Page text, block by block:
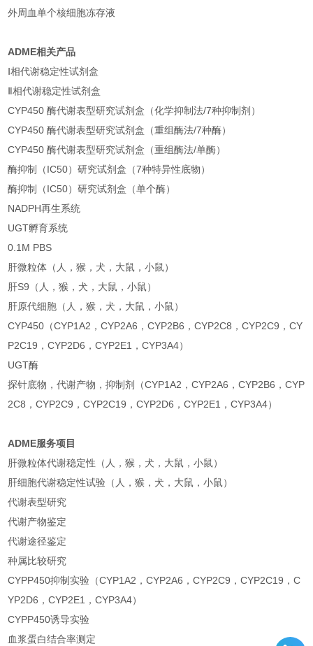
外周血单个核细胞冻存液
ADME相关产品
Ⅰ相代谢稳定性试剂盒
Ⅱ相代谢稳定性试剂盒
CYP450 酶代谢表型研究试剂盒（化学抑制法/7种抑制剂）
CYP450 酶代谢表型研究试剂盒（重组酶法/7种酶）
CYP450 酶代谢表型研究试剂盒（重组酶法/单酶）
酶抑制（IC50）研究试剂盒（7种特异性底物）
酶抑制（IC50）研究试剂盒（单个酶）
NADPH再生系统
UGT孵育系统
0.1M PBS
肝微粒体（人，猴，犬，大鼠，小鼠）
肝S9（人，猴，犬，大鼠，小鼠）
肝原代细胞（人，猴，犬，大鼠，小鼠）
CYP450（CYP1A2，CYP2A6，CYP2B6，CYP2C8，CYP2C9，CY
P2C19，CYP2D6，CYP2E1，CYP3A4）
UGT酶
探针底物，代谢产物，抑制剂（CYP1A2，CYP2A6，CYP2B6，CYP
2C8，CYP2C9，CYP2C19，CYP2D6，CYP2E1，CYP3A4）
ADME服务项目
肝微粒体代谢稳定性（人，猴，犬，大鼠，小鼠）
肝细胞代谢稳定性试验（人，猴，犬，大鼠，小鼠）
代谢表型研究
代谢产物鉴定
代谢途径鉴定
种属比较研究
CYPP450抑制实验（CYP1A2，CYP2A6，CYP2C9，CYP2C19，C
YP2D6，CYP2E1，CYP3A4）
CYPP450诱导实验
血浆蛋白结合率测定